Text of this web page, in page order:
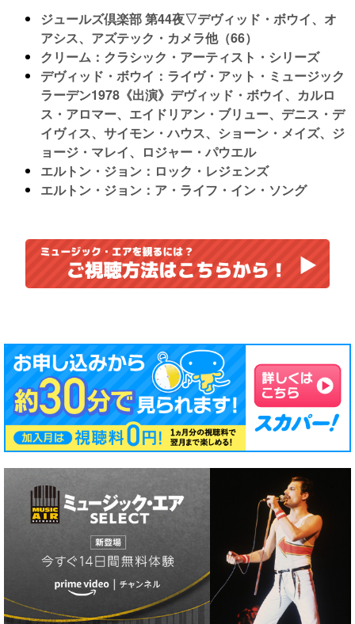
ジュールズ倶楽部 第44夜▽デヴィッド・ボウイ、オ
アシス、アズテック・カメラ他（66）
クリーム：クラシック・アーティスト・シリーズ
デヴィッド・ボウイ：ライヴ・アット・ミュージック
ラーデン1978《出演》デヴィッド・ボウイ、カルロ
ス・アロマー、エイドリアン・ブリュー、デニス・デ
イヴィス、サイモン・ハウス、ショーン・メイズ、ジ
ョージ・マレイ、ロジャー・パウエル
エルトン・ジョン：ロック・レジェンズ
エルトン・ジョン：ア・ライフ・イン・ソング